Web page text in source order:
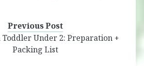
Previous Post
Under 2: Preparation +
Packing List